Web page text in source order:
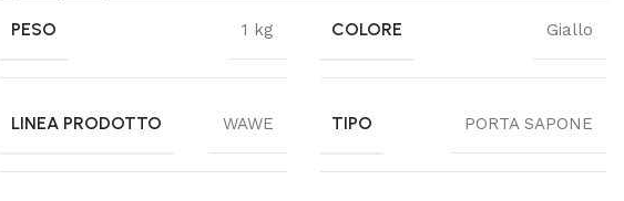
PESO 1 kg COLORE Giallo
LINEA PRODOTTO WAWE TIPO PORTA SAPONE